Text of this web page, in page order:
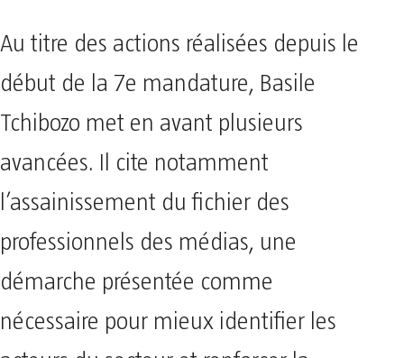
Au titre des actions réalisées depuis le
début de la 7e mandature, Basile
Tchibozo met en avant plusieurs
avancées. Il cite notamment
l’assainissement du fichier des
professionnels des médias, une
démarche présentée comme
nécessaire pour mieux identifier les